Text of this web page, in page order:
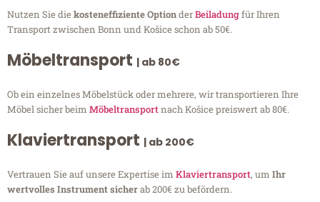
Nutzen Sie diekosteneffiziente OptionderBeiladungfür Ihren
Transport zwischen Bonn und Košice schon ab 50€.
Möbeltransport | ab 80€
Ob ein einzelnes Möbelstück oder mehrere, wir transportieren Ihre
Möbel sicher beim Möbeltransportnach Košice preiswert ab 80€.
Klaviertransport | ab 200€
Vertrauen Sie auf unsere Expertise im Klaviertransport, um Ihr
wertvolles Instrument sicherab 200€ zu befördern.